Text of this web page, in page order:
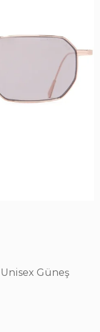
Güneş